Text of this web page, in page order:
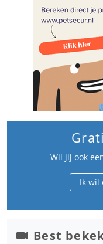
Wil jij ook
Ik wil
Best